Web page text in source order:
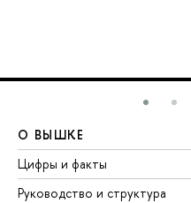
О ВЫШКЕ
Цифры и факты
Руководство и структура